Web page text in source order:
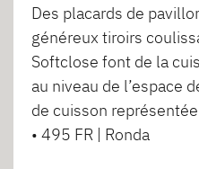
Des placards de
généreux tiroirs
Softclose font de la
au niveau de l’espace
de cuisson
• 495 FR | Ronda